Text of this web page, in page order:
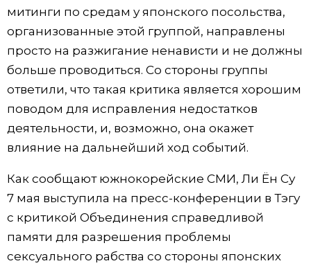
Люди
Блог
Политика
Экономика
Культура
Жизнь
Популярные статьи
Японский язык
Японский калейдоскоп
Семья
official SNS
митинги по средам у японского посольства,
организованные этой группой, направлены
просто на разжигание ненависти и не должны
больше проводиться. Со стороны группы
ответили, что такая критика является хорошим
поводом для исправления недостатков
деятельности, и, возможно, она окажет
влияние на дальнейший ход событий.
Как сообщают южнокорейские СМИ, Ли Ён Су
7 мая выступила на пресс-конференции в Тэгу
с критикой Объединения справедливой
памяти для разрешения проблемы
сексуального рабства со стороны японских